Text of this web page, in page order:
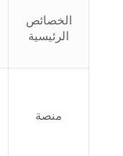
الخصائص
الرئيسية
منصة